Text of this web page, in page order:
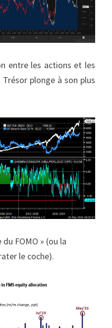
entre les actions et les
plonge à son plus
FOMO » (ou la
le coche).